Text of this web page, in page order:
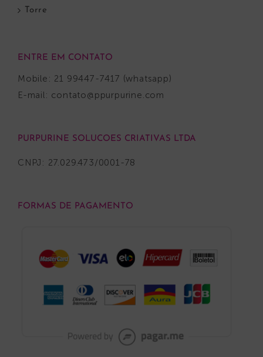
Torre
ENTRE EM CONTATO
Mobile: 21 99447-7417 (whatsapp)
E-mail: contato@ppurpurine.com
PURPURINE SOLUCOES CRIATIVAS LTDA
CNPJ: 27.029.473/0001-78
FORMAS DE PAGAMENTO